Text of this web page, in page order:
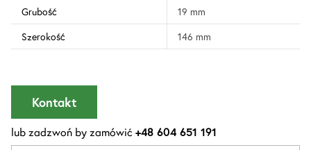
Grubość
19 mm
Szerokość
146 mm
Kontakt
lub zadzwoń by zamówić+48 604 651 191